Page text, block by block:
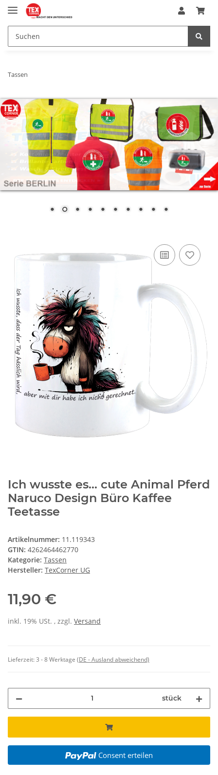
Tassen
Ich wusste es... cute Animal Pferd
Naruco Design Büro Kaffee
Teetasse
Artikelnummer: 11.119343
GTIN: 4262464462770
Kategorie: Tassen
Hersteller: TexCorner UG
11,90 €
inkl. 19% USt. , zzgl. Versand
Lieferzeit:3 - 8 Werktage (DE - Ausland abweichend)
stück
Consent erteilen